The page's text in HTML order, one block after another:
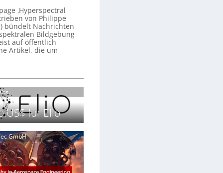
‚Hyperspectral
von Philippe
bündelt Nachrichten
Bildgebung
auf öffentlich
Artikel, die um
für Elio
GmbH